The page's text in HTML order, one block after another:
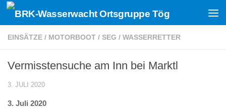
Zum Inhalt springen
EINSÄTZE / MOTORBOOT / SEG / WASSERRETTER
Vermisstensuche am Inn bei Marktl
3. JULI 2020
3. Juli 2020